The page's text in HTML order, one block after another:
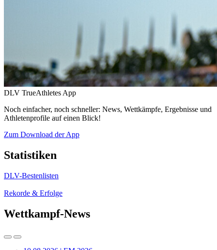
DLV TrueAthletes App
Noch einfacher, noch schneller: News, Wettkämpfe, Ergebnisse und
Athletenprofile auf einen Blick!
Zum Download der App
Statistiken
DLV-Bestenlisten
Rekorde & Erfolge
Wettkampf-News